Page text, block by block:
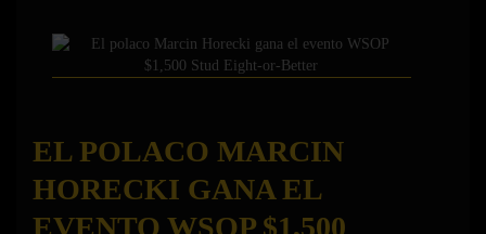
EL POLACO MARCIN
HORECKI GANA EL
EVENTO WSOP $1,500